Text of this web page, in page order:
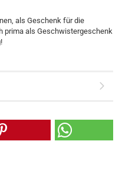
als Geschenk für die
prima als Geschwistergeschenk